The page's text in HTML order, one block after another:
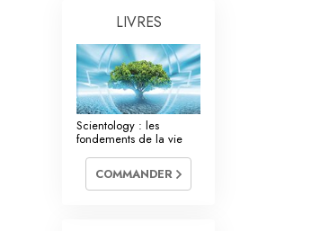
LIVRES
Scientology : les
fondements de la vie
COMMANDER